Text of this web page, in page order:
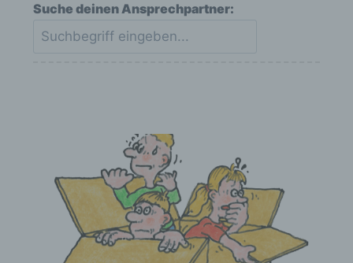
Suche deinen Ansprechpartner: